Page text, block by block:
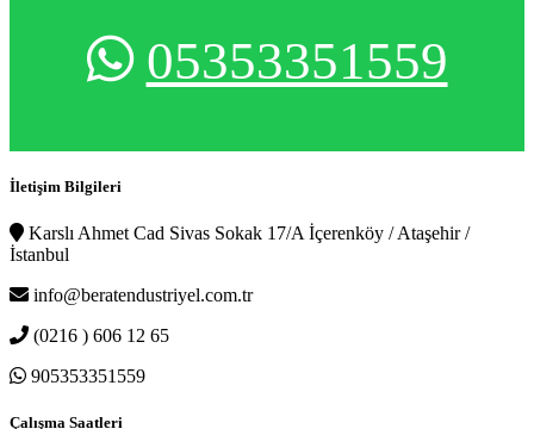
05353351559
İletişim Bilgileri
Karslı Ahmet Cad Sivas Sokak 17/A İçerenköy / Ataşehir /
İstanbul
info@beratendustriyel.com.tr
(0216 ) 606 12 65
905353351559
Çalışma Saatleri